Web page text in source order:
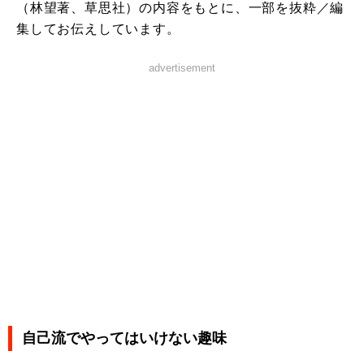
（林望著、草思社）の内容をもとに、一部を抜粋／編
集してお伝えしています。
advertisement
自己流でやってはいけない趣味